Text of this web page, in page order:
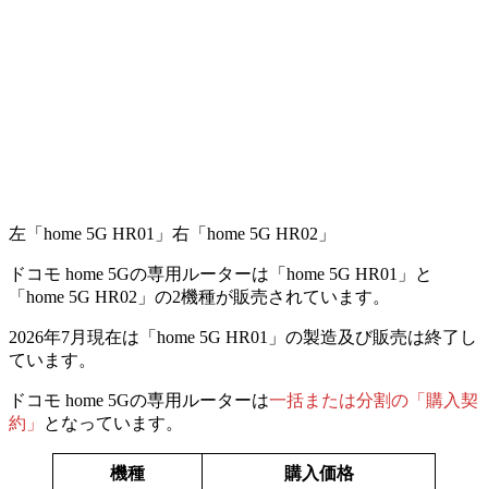
左「home 5G HR01」右「home 5G HR02」
ドコモ home 5Gの専用ルーターは「home 5G HR01」と
「home 5G HR02」の2機種が販売されています。
2026年7月現在は「home 5G HR01」の製造及び販売は終了し
ています。
ドコモ home 5Gの専用ルーターは一括または分割の「購入契
約」
となっています。
機種 購入価格